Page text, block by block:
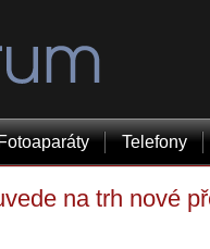
Telefony
na trh nové